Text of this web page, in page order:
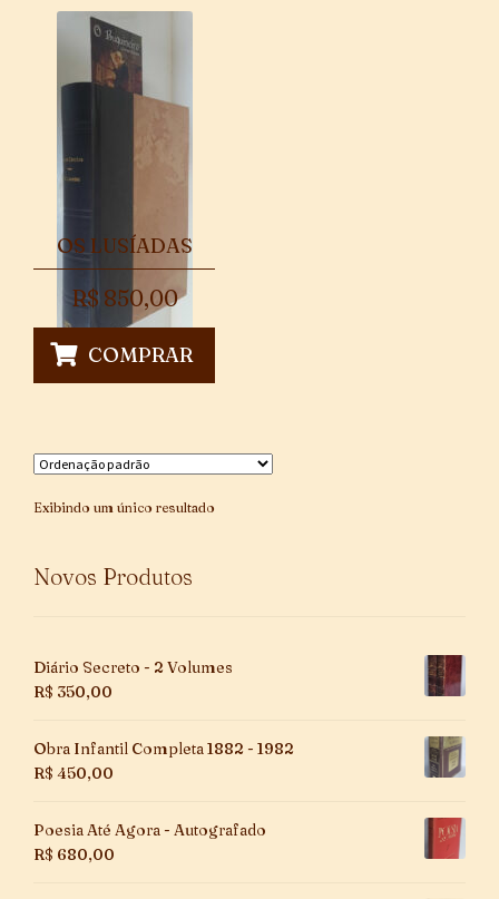
OS LUSÍADAS
R$ 850,00
COMPRAR
Exibindo um único resultado
Novos Produtos
Diário Secreto - 2 Volumes
R$ 350,00
Obra Infantil Completa 1882 - 1982
R$ 450,00
Poesia Até Agora - Autografado
R$ 680,00